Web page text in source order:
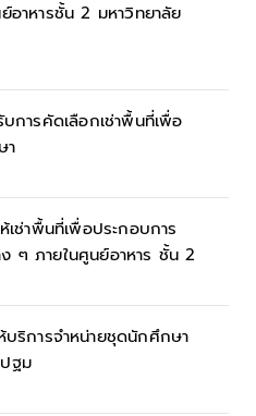
อาหารชั้น 2 มหาวิทยาลัย
การคัดเลือกเช่าพื้นที่เพื่อ
า
เช่าพื้นที่เพื่อประกอบการ
ๆ ภายในศูนย์อาหาร ชั้น 2
บริการจำหน่ายชุดนักศึกษา
ฐม